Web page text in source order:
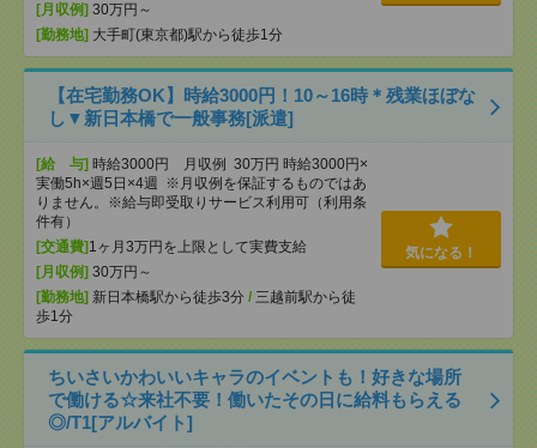
[月収例] 30万円～
[勤務地] 大手町(東京都)駅から徒歩1分
【在宅勤務OK】時給3000円！10～16時＊残業ほぼな
し▼新日本橋で一般事務[派遣]
[給 与] 時給3000円 月収例 30万円 時給3000円×
実働5h×週5日×4週 ※月収例を保証するものではあ
りません。※給与即受取りサービス利用可（利用条
件有）
[交通費] 1ヶ月3万円を上限として実費支給
[月収例] 30万円～
[勤務地] 新日本橋駅から徒歩3分 / 三越前駅から徒
歩1分
気になる！
ちいさいかわいいキャラのイベントも！好きな場所
で働ける☆来社不要！働いたその日に給料もらえる
◎/T1[アルバイト]